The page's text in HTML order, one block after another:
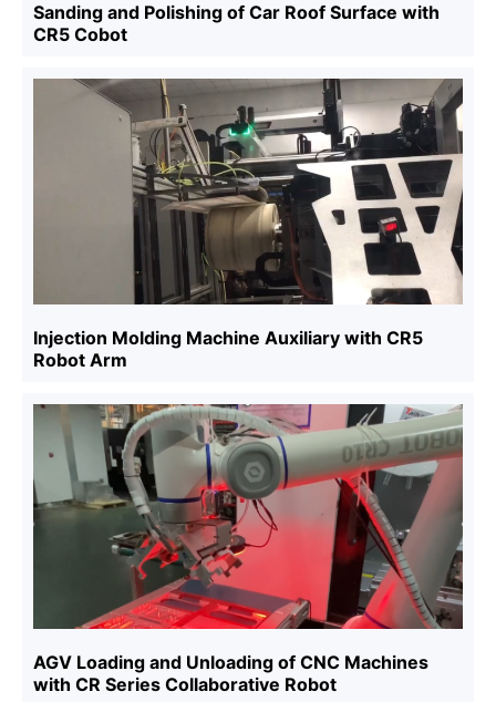
Sanding and Polishing of Car Roof Surface with
CR5 Cobot
Injection Molding Machine Auxiliary with CR5
Robot Arm
AGV Loading and Unloading of CNC Machines
with CR Series Collaborative Robot